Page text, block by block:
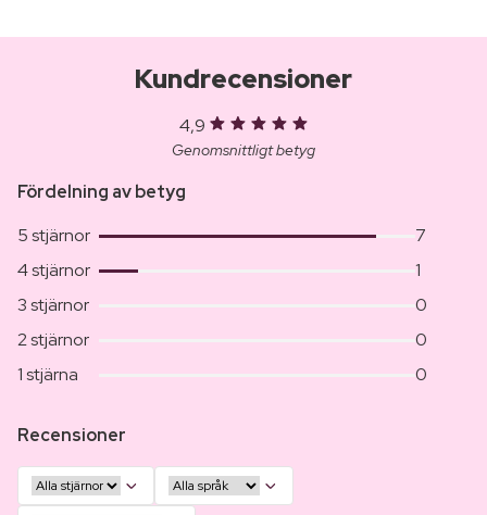
Kundrecensioner
4,9
Genomsnittligt betyg
Fördelning av betyg
5 stjärnor
7
4 stjärnor
1
3 stjärnor
0
2 stjärnor
0
1 stjärna
0
Recensioner